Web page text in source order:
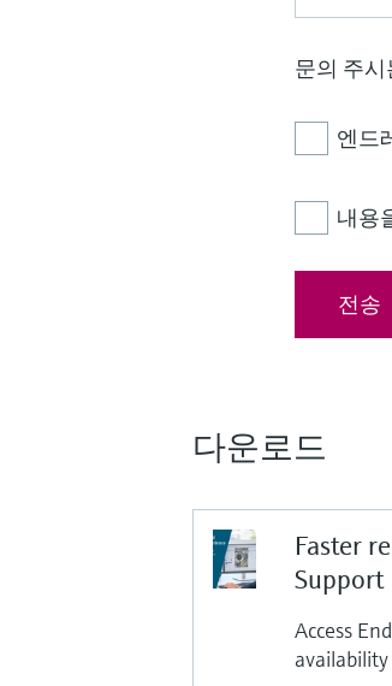
문의 주
엔드
내용
전송
다운로드
Faster
Support
Access